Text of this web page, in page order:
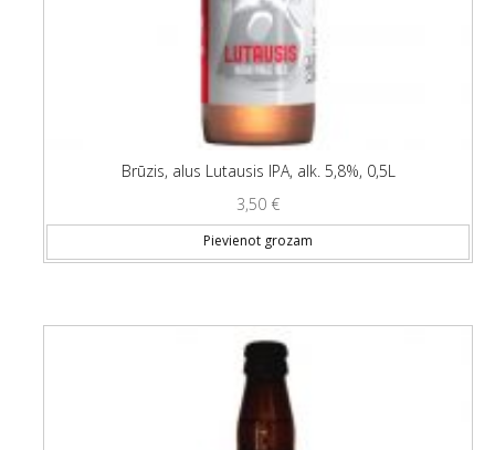
Brūzis, alus Lutausis IPA, alk. 5,8%, 0,5L
3,50 €
Pievienot grozam